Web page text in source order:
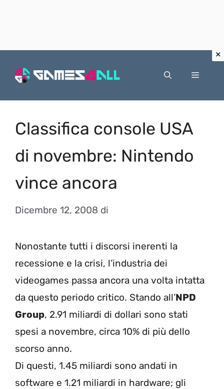
Menu
Classifica console USA
di novembre: Nintendo
vince ancora
Dicembre 12, 2008 di
Nonostante tutti i discorsi inerenti la
recessione e la crisi, l’industria dei
videogames passa ancora una volta intatta
da questo periodo critico. Stando all’NPD
Group, 2.91 miliardi di dollari sono stati
spesi a novembre, circa 10% di più dello
scorso anno.
Di questi, 1.45 miliardi sono andati in
software e 1.21 miliardi in hardware; gli